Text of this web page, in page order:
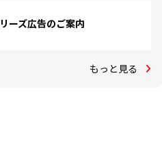
ーズ広告のご案内
もっと見る